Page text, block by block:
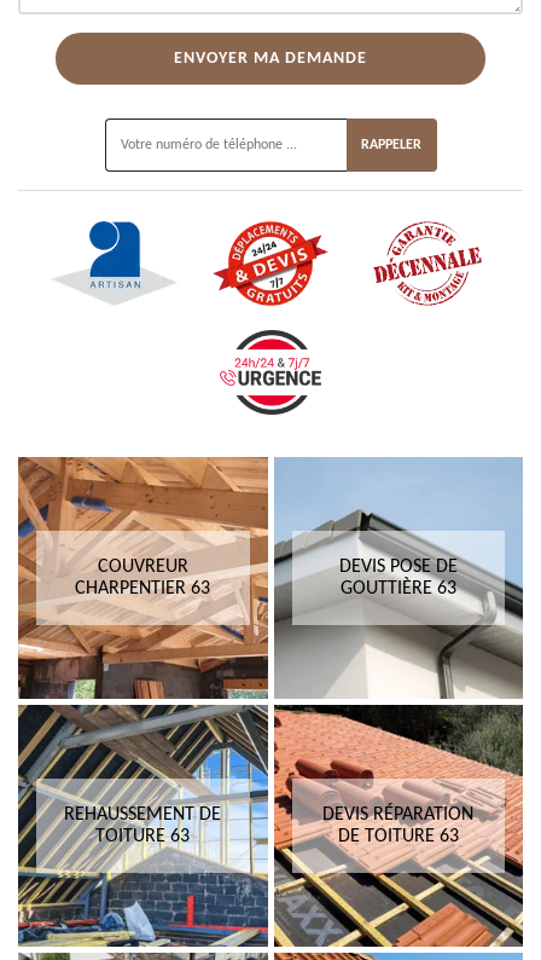
COUVREUR
CHARPENTIER 63
DEVIS POSE DE
GOUTTIÈRE 63
REHAUSSEMENT DE
TOITURE 63
DEVIS RÉPARATION
DE TOITURE 63